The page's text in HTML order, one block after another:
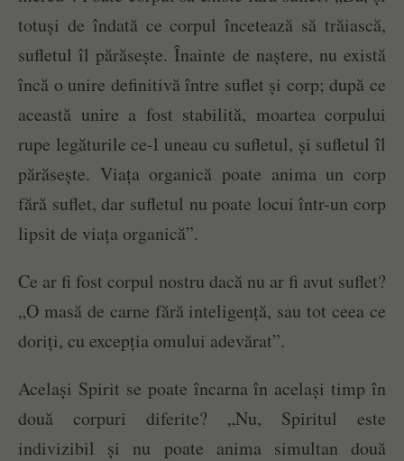
totuși de îndată ce corpul încetează să trăiască,
sufletul îl părăsește. Înainte de naștere, nu există
încă o unire definitivă între suflet și corp; după ce
această unire a fost stabilită, moartea corpului
rupe legăturile ce-l uneau cu sufletul, și sufletul îl
părăsește. Viața organică poate anima un corp
fără suflet, dar sufletul nu poate locui într-un corp
lipsit de viața organică”.
Ce ar fi fost corpul nostru dacă nu ar fi avut suflet?
„O masă de carne fără inteligență, sau tot ceea ce
doriți, cu excepția omului adevărat”.
Același Spirit se poate încarna în același timp în
două corpuri diferite? „Nu, Spiritul este
indivizibil și nu poate anima simultan două